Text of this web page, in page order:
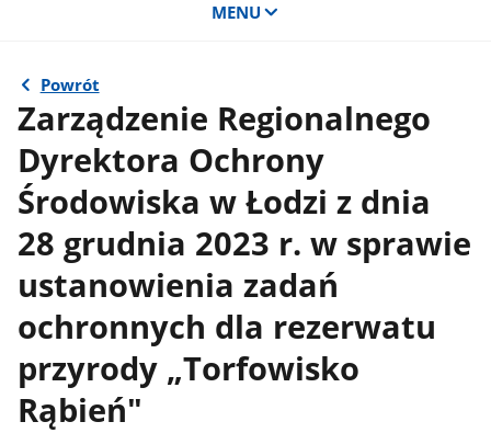
MENU
Powrót
Zarządzenie Regionalnego
Dyrektora Ochrony
Środowiska w Łodzi z dnia
28 grudnia 2023 r. w sprawie
ustanowienia zadań
ochronnych dla rezerwatu
przyrody „Torfowisko
Rąbień"